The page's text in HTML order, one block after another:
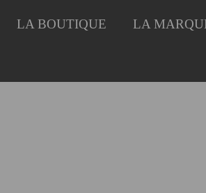
LA BOUTIQUE LA